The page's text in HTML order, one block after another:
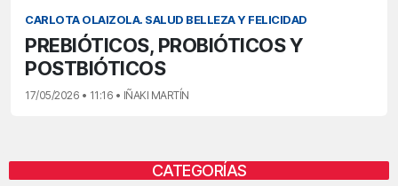
CARLOTA OLAIZOLA. SALUD BELLEZA Y FELICIDAD
PREBIÓTICOS, PROBIÓTICOS Y
POSTBIÓTICOS
17/05/2026 • 11:16 • IÑAKI MARTÍN
CATEGORÍAS